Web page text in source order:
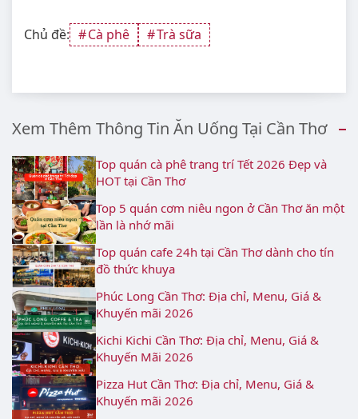
Chủ đề: Cà phê Trà sữa
Xem Thêm Thông Tin Ăn Uống Tại Cần Thơ
Top quán cà phê trang trí Tết 2026 Đẹp và
HOT tại Cần Thơ
Top 5 quán cơm niêu ngon ở Cần Thơ ăn một
lần là nhớ mãi
Top quán cafe 24h tại Cần Thơ dành cho tín
đồ thức khuya
Phúc Long Cần Thơ: Địa chỉ, Menu, Giá &
Khuyến mãi 2026
Kichi Kichi Cần Thơ: Địa chỉ, Menu, Giá &
Khuyến Mãi 2026
Pizza Hut Cần Thơ: Địa chỉ, Menu, Giá &
Khuyến mãi 2026